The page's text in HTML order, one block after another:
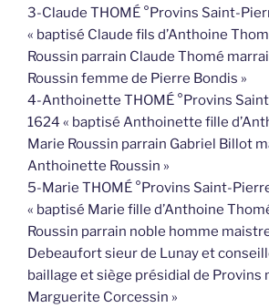
3-Claude THOMÉ °Provins Saint-
« baptisé Claude fils d’Anthoine
Roussin parrain Claude Thomé
Roussin femme de Pierre Bondis »
4-Anthoinette THOMÉ °Provins
1624 « baptisé Anthoinette fille
Marie Roussin parrain Gabriel Billot
Anthoinette Roussin »
5-Marie THOMÉ °Provins Saint-
« baptisé Marie fille d’Anthoine
Roussin parrain noble homme
Debeaufort sieur de Lunay et
baillage et siège présidial de Provins
Marguerite Corcessin »